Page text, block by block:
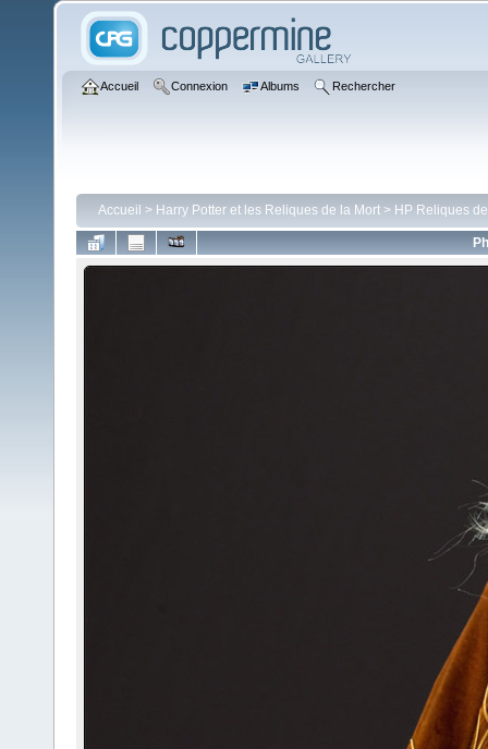
Accueil Connexion Albums Rechercher
Accueil > Harry Potter et les Reliques de la Mort > HP Reliques